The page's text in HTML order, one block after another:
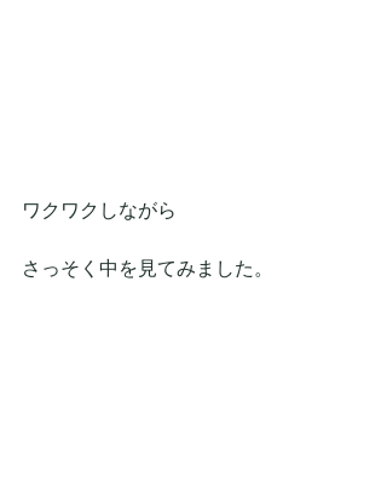
ワクワクしながら
さっそく中を見てみました。